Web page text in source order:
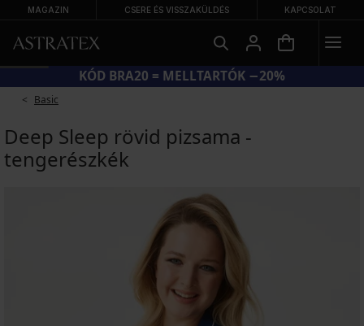
MAGAZIN CSERE ÉS VISSZAKÜLDÉS KAPCSOLAT
KÓD BRA20 = MELLTARTÓK −20%
Basic
Deep Sleep rövid pizsama -
tengerészkék